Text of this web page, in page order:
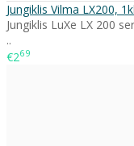
Jungiklis Vilma LX200,
Jungiklis LuXe LX 200
..
€269